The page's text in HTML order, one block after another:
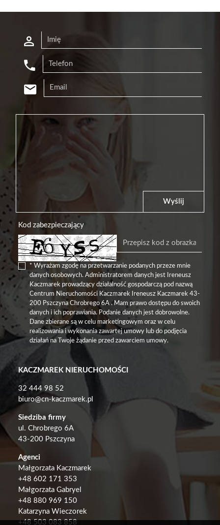
KACZMAREK NIERUCHOMOŚCI
32 444 98 52
biuro@cn-kaczmarek.pl
Siedziba firmy
ul. Chrobrego 6A
43-200 Pszczyna
Agenci
Małgorzata Kaczmarek
+48602 171 353
Małgorzata Gabryel
+48 880 969 150
Katarzyna Wieczorek
+48 503 083 858
Wyślij
Kod zabezpieczający
* Wyrażam zgodę na przetwarzanie podanych przeze mnie
danych osobowych. Administratorem danych jest Ireneusz
Kaczmarek prowadzący działalność gospodarczą pod nazwą
Centrum Nieruchomości Kaczmarek Ireneusz Kaczmarek 43-
200 Pszczyna Chrobrego 6A . Mam prawo dostępu do swoich
danych i ich poprawiania. Podanie danych jest dobrowolne.
Dane zbierane są w celu marketingowym oraz w celu
realizowania i wykonania zawartej umowy lub do podjęcia
działań na Twoje żądanie przed zawarciem umowy.